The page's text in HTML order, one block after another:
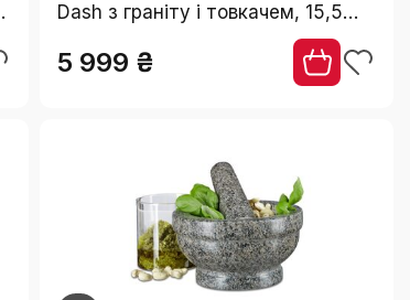
Dash з граніту і товкачем, 15,5
см, з бамбуковою кришкою, сірий
5 999 ₴